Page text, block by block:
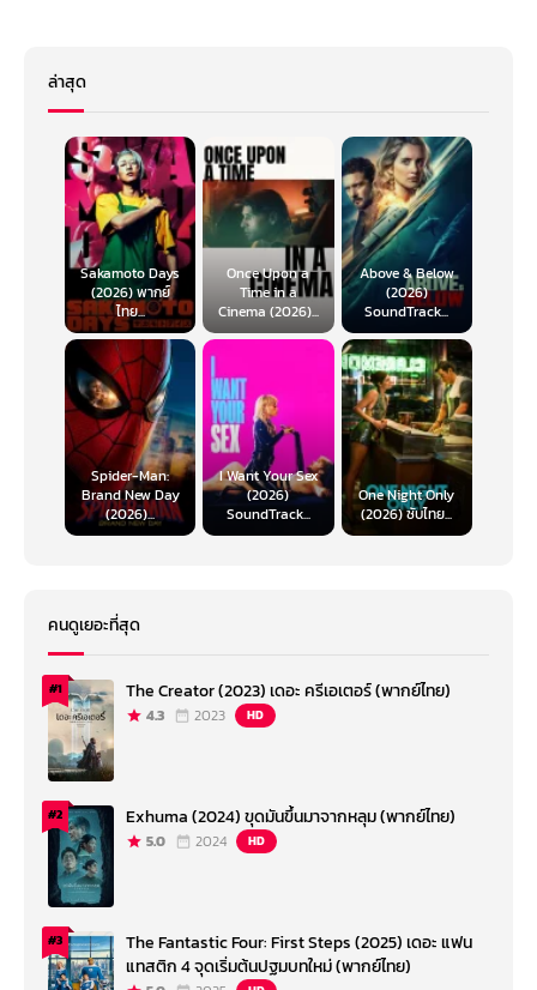
ล่าสุด
Sakamoto Days
(2026) พากย์
ไทย...
Once Upon a
Time in a
Cinema (2026)...
Above & Below
(2026)
SoundTrack...
Spider-Man:
Brand New Day
(2026)...
I Want Your Sex
(2026)
SoundTrack...
One Night Only
(2026) ซับไทย...
คนดูเยอะที่สุด
#1 The Creator (2023) เดอะ ครีเอเตอร์ (พากย์ไทย)
4.3 2023 HD
#2 Exhuma (2024) ขุดมันขึ้นมาจากหลุม (พากย์ไทย)
5.0 2024 HD
#3
The Fantastic Four: First Steps (2025) เดอะ แฟน
แทสติก 4 จุดเริ่มต้นปฐมบทใหม่ (พากย์ไทย)